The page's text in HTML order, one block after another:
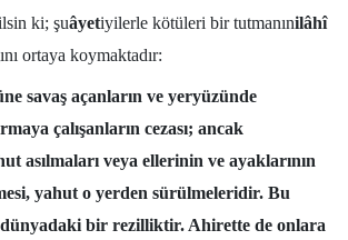
ki; şuâyetiyilerle kötüleri bir tutmanınilâhî
ortaya koymaktadır:
savaş açanların ve yeryüzünde
çalışanların cezası; ancak
asılmaları veya ellerinin ve ayaklarının
yahut o yerden sürülmeleridir. Bu
bir rezilliktir. Ahirette de onlara